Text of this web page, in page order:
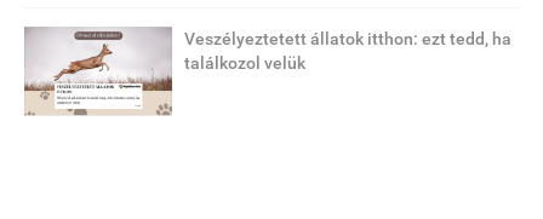
Veszélyeztetett állatok itthon: ezt tedd, ha
találkozol velük